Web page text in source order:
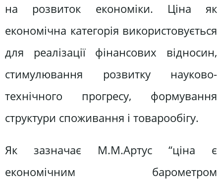
на розвиток економіки. Ціна як
економічна категорія використовується
для реалізації фінансових відносин,
стимулювання розвитку науково-
технічного прогресу, формування
структури споживання і товарообігу.
Як зазначає М.М.Артус “ціна є
економічним барометром